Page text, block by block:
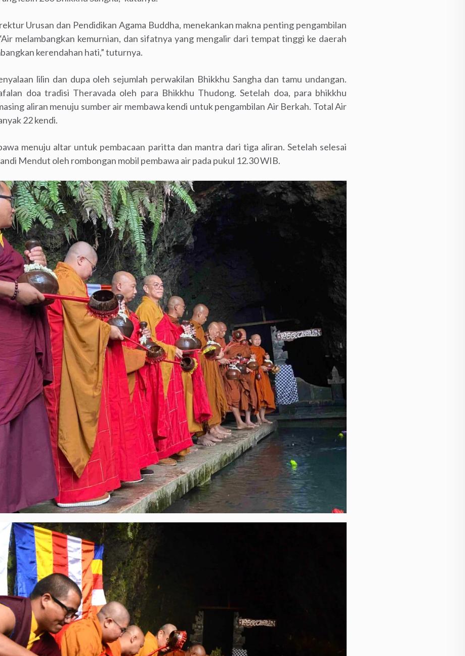
Urusan dan Pendidikan Agama Buddha, menekankan makna penting pengambilan
melambangkan kemurnian, dan sifatnya yang mengalir dari tempat tinggi ke daerah
kerendahan hati,” tuturnya.
lilin dan dupa oleh sejumlah perwakilan Bhikkhu Sangha dan tamu undangan.
doa tradisi Theravada oleh para Bhikkhu Thudong. Setelah doa, para bhikkhu
aliran menuju sumber air membawa kendi untuk pengambilan Air Berkah. Total Air
22 kendi.
menuju altar untuk pembacaan paritta dan mantra dari tiga aliran. Setelah selesai
Mendut oleh rombongan mobil pembawa air pada pukul 12.30 WIB.